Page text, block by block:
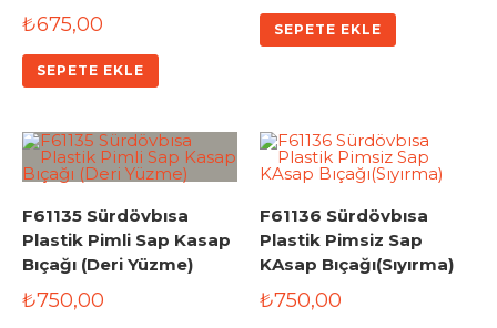
₺675,00
SEPETE EKLE
SEPETE EKLE
F61135 Sürdövbısa
Plastik Pimli Sap Kasap
Bıçağı (Deri Yüzme)
₺750,00
F61136 Sürdövbısa
Plastik Pimsiz Sap
KAsap Bıçağı(Sıyırma)
₺750,00